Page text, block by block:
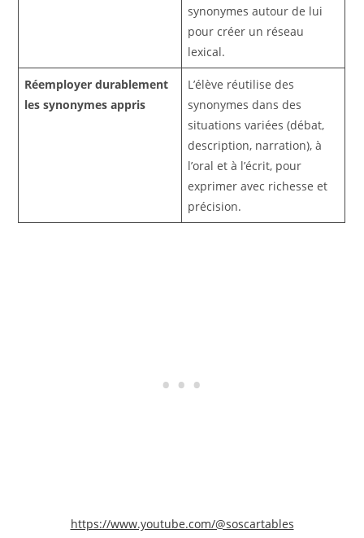
synonymes autour de lui
pour créer un réseau
lexical.
Réemployer durablement
les synonymes appris
L’élève réutilise des
synonymes dans des
situations variées (débat,
description, narration), à
l’oral et à l’écrit, pour
exprimer avec richesse et
précision.
https://www.youtube.com/@soscartables